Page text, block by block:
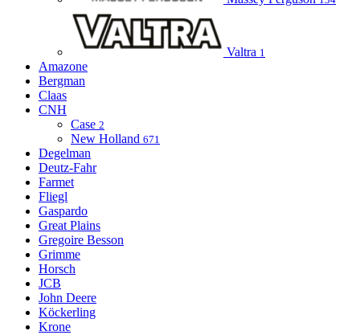
Valtra 1
Amazone
Bergman
Claas
CNH
Case 2
New Holland 671
Degelman
Deutz-Fahr
Farmet
Fliegl
Gaspardo
Great Plains
Gregoire Besson
Grimme
Horsch
JCB
John Deere
Köckerling
Krone